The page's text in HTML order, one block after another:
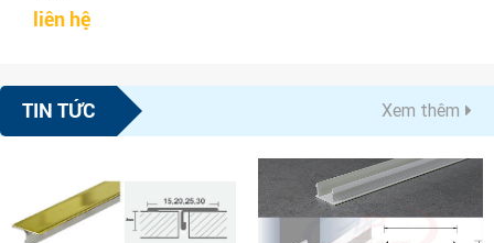
liên hệ
TIN TỨC Xem thêm